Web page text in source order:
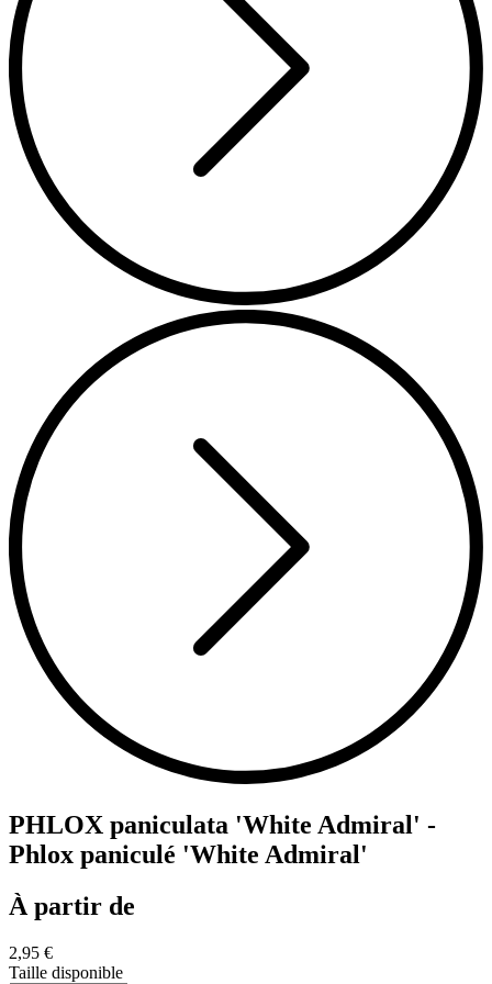
PHLOX paniculata 'White Admiral' -
Phlox paniculé 'White Admiral'
À partir de
2,95 €
Taille disponible